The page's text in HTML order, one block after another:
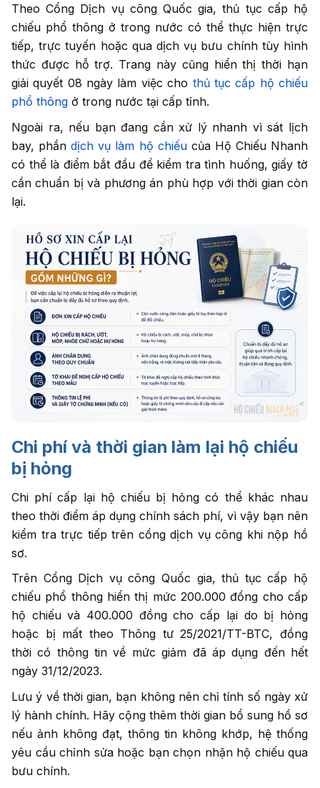
Theo Cổng Dịch vụ công Quốc gia, thủ tục cấp hộ
chiếu phổ thông ở trong nước có thể thực hiện trực
tiếp, trực tuyến hoặc qua dịch vụ bưu chính tùy hình
thức được hỗ trợ. Trang này cũng hiển thị thời hạn
giải quyết 08 ngày làm việc cho thủ tục cấp hộ chiếu
phổ thông ở trong nước tại cấp tỉnh.
Ngoài ra, nếu bạn đang cần xử lý nhanh vì sát lịch
bay, phầndịch vụ làm hộ chiếucủa Hộ Chiếu Nhanh
có thể là điểm bắt đầu để kiểm tra tình huống, giấy tờ
cần chuẩn bị và phương án phù hợp với thời gian còn
lại.
Chi phí và thời gian làm lại hộ chiếu
bị hỏng
Chi phí cấp lại hộ chiếu bị hỏng có thể khác nhau
theo thời điểm áp dụng chính sách phí, vì vậy bạn nên
kiểm tra trực tiếp trên cổng dịch vụ công khi nộp hồ
sơ.
Trên Cổng Dịch vụ công Quốc gia, thủ tục cấp hộ
chiếu phổ thông hiển thị mức 200.000 đồng cho cấp
hộ chiếu và 400.000 đồng cho cấp lại do bị hỏng
hoặc bị mất theo Thông tư 25/2021/TT-BTC, đồng
thời có thông tin về mức giảm đã áp dụng đến hết
ngày 31/12/2023.
Lưu ý về thời gian, bạn không nên chỉ tính số ngày xử
lý hành chính. Hãy cộng thêm thời gian bổ sung hồ sơ
nếu ảnh không đạt, thông tin không khớp, hệ thống
yêu cầu chỉnh sửa hoặc bạn chọn nhận hộ chiếu qua
bưu chính.